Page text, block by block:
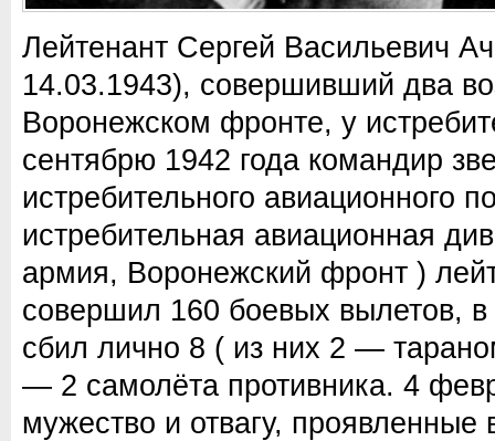
Лейтенант Сергей Васильевич
14.03.1943), совершивший два
Воронежском фронте, у
сентябрю 1942 года командир
истребительного авиационного
истребительная авиационная
армия, Воронежский фронт )
совершил 160 боевых вылетов,
сбил лично 8 ( из них 2 —
— 2 самолёта противника. 4
мужество и отвагу, проявленные